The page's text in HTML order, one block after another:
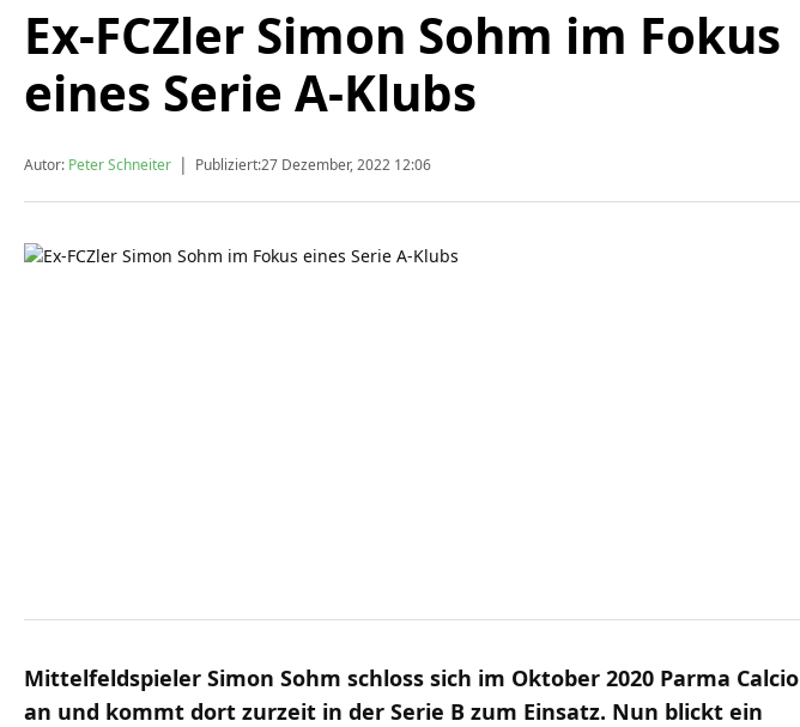
Ex-FCZler Simon Sohm im Fokus
eines Serie A-Klubs
Autor: Peter Schneiter | Publiziert:27 Dezember, 2022 12:06
Mittelfeldspieler Simon Sohm schloss sich im Oktober 2020 Parma Calcio
an und kommt dort zurzeit in der Serie B zum Einsatz. Nun blickt ein